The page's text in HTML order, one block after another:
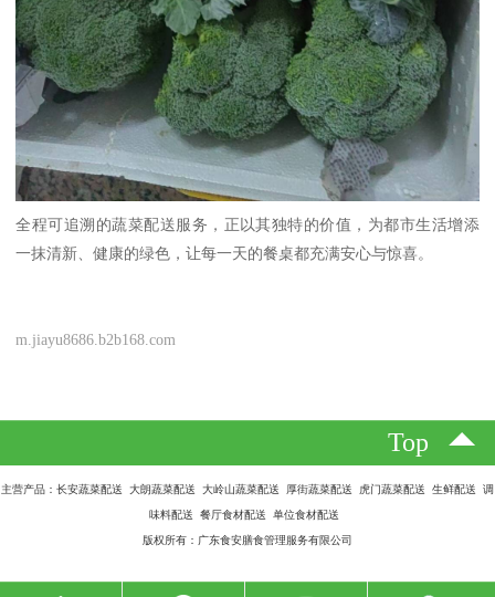
全程可追溯的蔬菜配送服务，正以其独特的价值，为都市生活增添
一抹清新、健康的绿色，让每一天的餐桌都充满安心与惊喜。
m.jiayu8686.b2b168.com
Top
主营产品：长安蔬菜配送 大朗蔬菜配送 大岭山蔬菜配送 厚街蔬菜配送 虎门蔬菜配送 生鲜配送 调
味料配送 餐厅食材配送 单位食材配送
版权所有：广东食安膳食管理服务有限公司